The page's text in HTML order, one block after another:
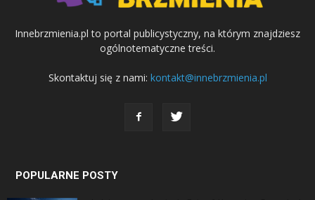
Innebrzmienia.pl to portal publicystyczny, na którym znajdziesz
ogólnotematyczne treści.
Skontaktuj się z nami: kontakt@innebrzmienia.pl
POPULARNE POSTY